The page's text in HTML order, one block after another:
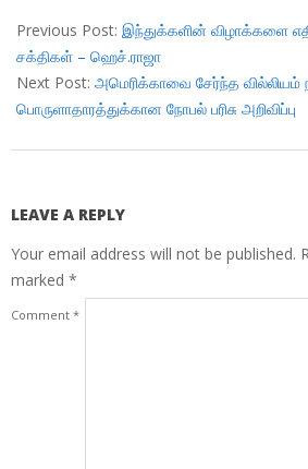
10-
08
Previous Post: இந்துக்களின் விழாக்களை
சக்திகள் – ஹெச்.ராஜா
Next Post: அமெரிக்காவை சேர்ந்த வில்லியம்
பொருளாதாரத்துக்கான நோபல் பரிசு அறிவிப்பு
LEAVE A REPLY
Your email address will not be published.
marked *
Comment *